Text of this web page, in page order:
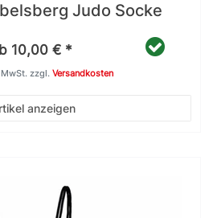
Judo Socke
10,00 € *
anzeigen
zzgl. Versandkosten